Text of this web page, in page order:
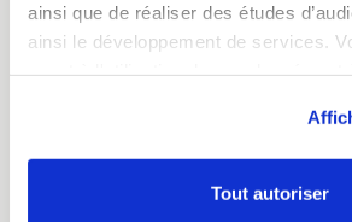
ainsi que de réaliser des études
ainsi le développement de services.
tout moment en consultant la
cookies ou en cliquant sur l'icône de
Tout autoriser
Service Client
Du lundi au vendredi
8h - 17h